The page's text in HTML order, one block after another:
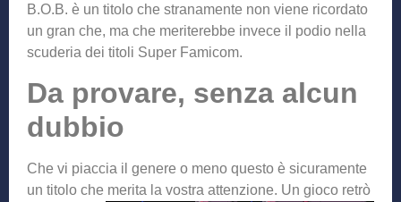
B.O.B. è un titolo che stranamente non viene ricordato
un gran che, ma che meriterebbe invece il podio nella
scuderia dei titoli Super Famicom.
Da provare, senza alcun
dubbio
Che vi piaccia il genere o meno questo è sicuramente
un titolo che merita la vostra attenzione. Un gioco retrò